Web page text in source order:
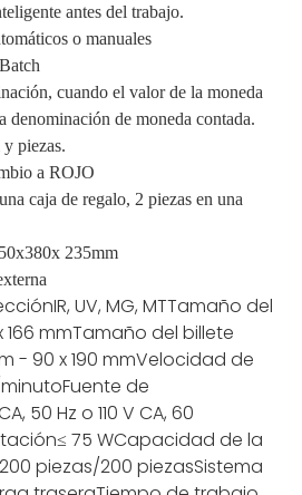
antes del trabajo.
o manuales
cuando el valor de la moneda
denominación de moneda contada.
piezas.
a ROJO
caja de regalo, 2 piezas en una
235mm
IR, UV, MG, MTTamaño del
166 mmTamaño del billete
- 90 x 190 mmVelocidad de
Fuente de
50 Hz o 110 V CA, 60
≤ 75 WCapacidad de la
200 piezas/200 piezasSistema